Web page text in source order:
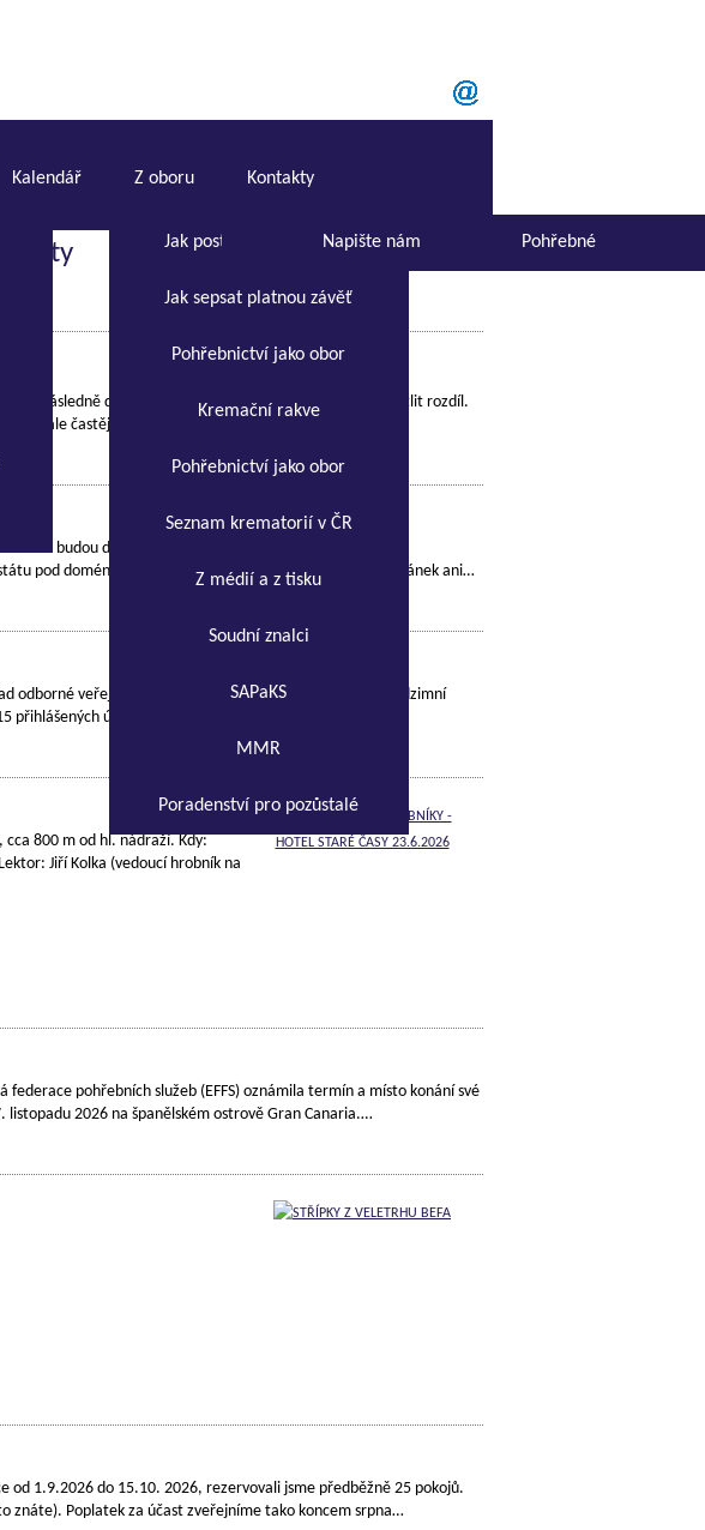
Kalendář Z oboru
Jak postupovat při úmrtí Pohřebné
Jak sepsat platnou závěť
Pohřebnictví jako obor
Kremační rakve
Pohřebnictví jako obor
Seznam krematorií v ČR
Z médií a z tisku
Soudní znalci
SAPaKS
MMR
Poradenství pro pozůstalé
Kontakty
Napište nám
je následně dlouhé a náročné. Níže jsme se pokusili vysvětlit rozdíl.
se stále častěji hovoří o alternativních…
2026 budou datové schránky nově dostupné na adrese
pod doménou gov.cz. Samotné fungování datových schránek ani…
odborné veřejnosti připravuje Komora pohřebnictví ČR podzimní
přihlášených účastníků. Místo konání bude zvoleno podle…
800 m od hl. nádraží. Kdy:
Jiří Kolka (vedoucí hrobník na
pohřebních služeb (EFFS) oznámila termín a místo konání své
2026 na španělském ostrově Gran Canaria.…
od 1.9.2026 do 15.10. 2026, rezervovali jsme předběžně 25 pokojů.
znáte). Poplatek za účast zveřejníme tako koncem srpna…